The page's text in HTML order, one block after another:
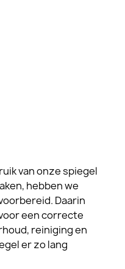
van onze spiegel
hebben we
Daarin
een correcte
reiniging en
er zo lang